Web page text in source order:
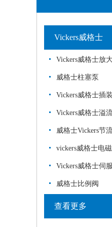
Vickers威格士
Vickers威格士放
威格士柱塞泵
Vickers威格士插
Vickers威格士溢
威格士Vickers节
vickers威格士电
Vickers威格士伺
威格士比例阀
查看更多